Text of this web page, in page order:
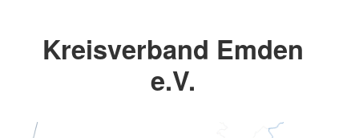
Kreisverband Emden
e.V.